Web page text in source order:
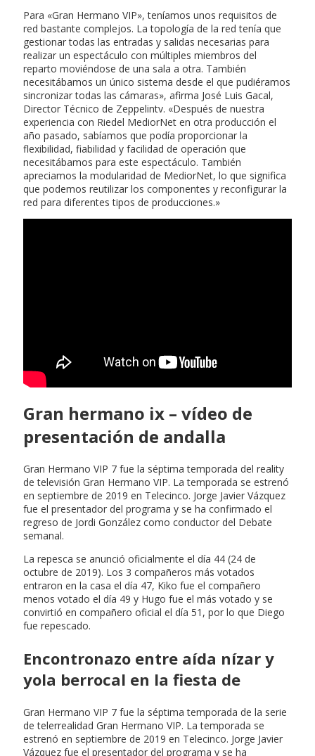
Para «Gran Hermano VIP», teníamos unos requisitos de
red bastante complejos. La topología de la red tenía que
gestionar todas las entradas y salidas necesarias para
realizar un espectáculo con múltiples miembros del
reparto moviéndose de una sala a otra. También
necesitábamos un único sistema desde el que pudiéramos
sincronizar todas las cámaras», afirma José Luis Gacal,
Director Técnico de Zeppelintv. «Después de nuestra
experiencia con Riedel MediorNet en otra producción el
año pasado, sabíamos que podía proporcionar la
flexibilidad, fiabilidad y facilidad de operación que
necesitábamos para este espectáculo. También
apreciamos la modularidad de MediorNet, lo que significa
que podemos reutilizar los componentes y reconfigurar la
red para diferentes tipos de producciones.»
Gran hermano ix – vídeo de
presentación de andalla
Gran Hermano VIP 7 fue la séptima temporada del reality
de televisión Gran Hermano VIP. La temporada se estrenó
en septiembre de 2019 en Telecinco. Jorge Javier Vázquez
fue el presentador del programa y se ha confirmado el
regreso de Jordi González como conductor del Debate
semanal.
La repesca se anunció oficialmente el día 44 (24 de
octubre de 2019). Los 3 compañeros más votados
entraron en la casa el día 47, Kiko fue el compañero
menos votado el día 49 y Hugo fue el más votado y se
convirtió en compañero oficial el día 51, por lo que Diego
fue repescado.
Encontronazo entre aída nízar y
yola berrocal en la fiesta de
Gran Hermano VIP 7 fue la séptima temporada de la serie
de telerrealidad Gran Hermano VIP. La temporada se
estrenó en septiembre de 2019 en Telecinco. Jorge Javier
Vázquez fue el presentador del programa y se ha